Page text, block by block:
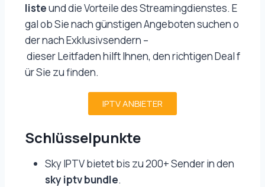
listeund die Vorteile des Streamingdienstes. E
gal ob Sie nach günstigen Angeboten suchen o
der nach Exklusivsendern –
dieser Leitfaden hilft Ihnen, den richtigen Deal f
ür Sie zu finden.
IPTV ANBIETER
Schlüsselpunkte
Sky IPTV bietet bis zu 200+ Sender in den
sky iptv bundle.